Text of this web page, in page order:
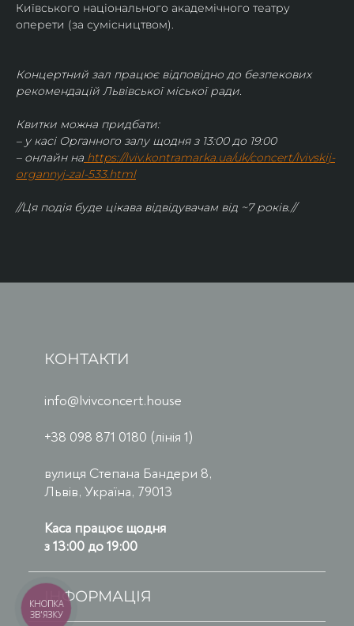
Київського національного академічного театру
оперети (за сумісництвом).
Концертний зал працює відповідно до безпекових
рекомендацій Львівської міської ради.
Квитки можна придбати:
– у касі Органного залу щодня з 13:00 до 19:00
– онлайн на https://lviv.kontramarka.ua/uk/concert/lvivskij-
organnyj-zal-533.html
//Ця подія буде цікава відвідувачам від ~7 років.//
КОНТАКТИ
info@lvivconcert.house
+38 098 871 0180 (лінія 1)
вулиця Степана Бандери 8,
Львів, Україна, 79013
Каса працює щодня
з 13:00 до 19:00
ІНФОРМАЦІЯ
КНОПКА
ЗВ'ЯЗКУ